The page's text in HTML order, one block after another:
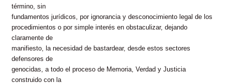
término, sin
fundamentos jurídicos, por ignorancia y desconocimiento legal de los
procedimientos o por simple interés en obstaculizar, dejando
claramente de
manifiesto, la necesidad de bastardear, desde estos sectores
defensores de
genocidas, a todo el proceso de Memoria, Verdad y Justicia
construido con la